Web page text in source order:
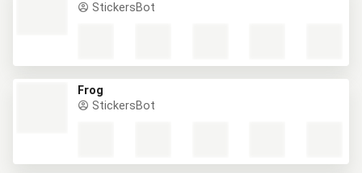
StickersBot
Frog
StickersBot